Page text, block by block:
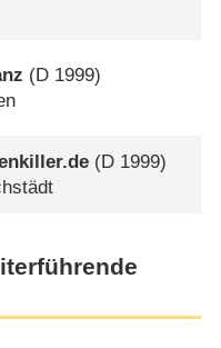
(D 1999)
(D 1999)